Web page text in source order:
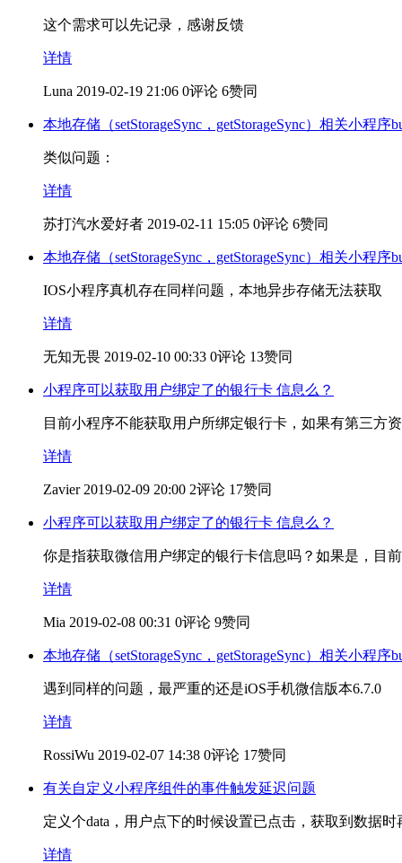
这个需求可以先记录，感谢反馈
详情
Luna 2019-02-19 21:06 0评论 6赞同
本地存储（setStorageSync，getStorageSync）相关小程序
类似问题：
详情
苏打汽水爱好者 2019-02-11 15:05 0评论 6赞同
本地存储（setStorageSync，getStorageSync）相关小程序
IOS小程序真机存在同样问题，本地异步存储无法获取
详情
无知无畏 2019-02-10 00:33 0评论 13赞同
小程序可以获取用户绑定了的银行卡 信息么？
目前小程序不能获取用户所绑定银行卡，如果有第三方
详情
Zavier 2019-02-09 20:00 2评论 17赞同
小程序可以获取用户绑定了的银行卡 信息么？
你是指获取微信用户绑定的银行卡信息吗？如果是，目
详情
Mia 2019-02-08 00:31 0评论 9赞同
本地存储（setStorageSync，getStorageSync）相关小程序
遇到同样的问题，最严重的还是iOS手机微信版本6.7.0
详情
RossiWu 2019-02-07 14:38 0评论 17赞同
有关自定义小程序组件的事件触发延迟问题
定义个data，用户点下的时候设置已点击，获取到数据
详情